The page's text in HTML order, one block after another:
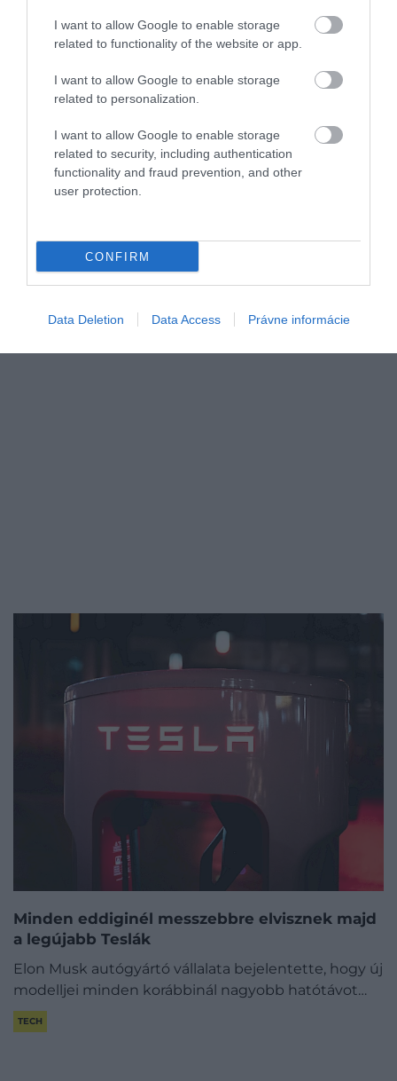
I want to allow Google to enable storage
related to functionality of the website or app.
I want to allow Google to enable storage
related to personalization.
I want to allow Google to enable storage
related to security, including authentication
functionality and fraud prevention, and other
user protection.
CONFIRM
Data Deletion Data Access Právne informácie
Szárnyra kapott a harmadik negyedévben a
A közelmúlt hanyatló tendenciája után meglepő
változás állt be a Tesla háza táján. Elon Musk cége…
Minden eddiginél messzebbre elvisznek majd
a legújabb Teslák
Elon Musk autógyártó vállalata bejelentette, hogy új
modelljei minden korábbinál nagyobb hatótávot…
TECH